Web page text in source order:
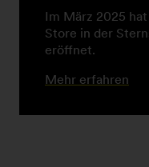
Im März 2025
Store in der
eröffnet.
Mehr erfahren